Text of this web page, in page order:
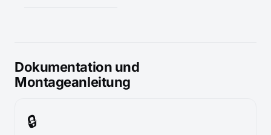
Dokumentation und
Montageanleitung
🔒